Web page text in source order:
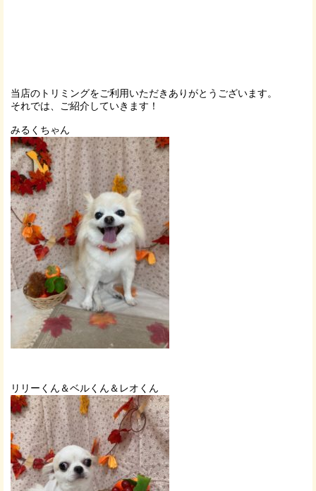
当店のトリミングをご利用いただきありがとうございます。
それでは、ご紹介していきます！
みるくちゃん
リリーくん＆ベルくん＆レオくん